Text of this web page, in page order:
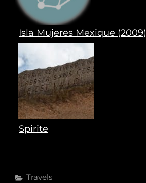
Isla Mujeres Mexique (2009)
Spirite
Categories
Travels